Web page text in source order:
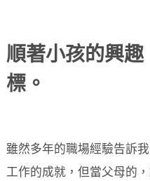
順著小孩的興趣
標。
雖然多年的職場經驗告訴
工作的成就，但當父母的